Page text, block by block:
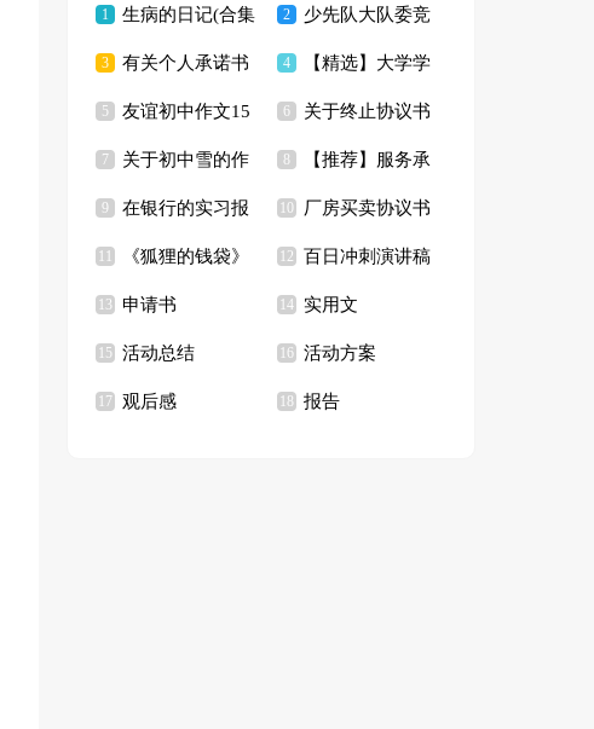
1 生病的日记(合集
15篇)
2 少先队大队委竞
选演讲稿
3 有关个人承诺书
集锦6篇
4 【精选】大学学
生实习报告3篇
5 友谊初中作文15
篇
6 关于终止协议书
锦集九篇
7 关于初中雪的作
文300字3篇
8 【推荐】服务承
诺书模板合集七篇
9 在银行的实习报
告(15篇)
10 厂房买卖协议书
《狐狸的钱袋》
读后感
12 百日冲刺演讲稿
15篇
13 申请书 14 实用文
15 活动总结 16 活动方案
17 观后感 18 报告